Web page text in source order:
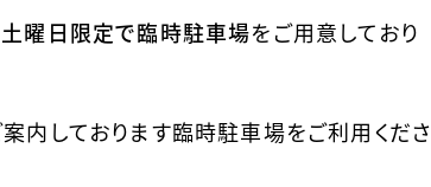
土曜日限定で臨時駐車場をご用意しており
内しております臨時駐車場をご利用くださ